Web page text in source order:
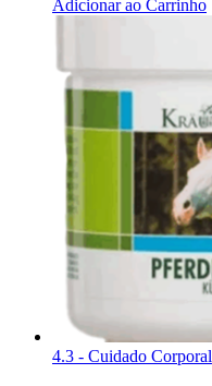
Adicionar ao Carrinho
4.3 - Cuidado Corporal